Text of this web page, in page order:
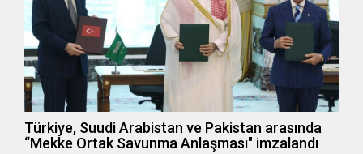
Türkiye, Suudi Arabistan ve Pakistan arasında
“Mekke Ortak Savunma Anlaşması" imzalandı